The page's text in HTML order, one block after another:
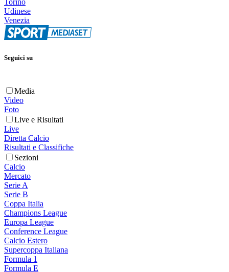
Torino
Udinese
Venezia
Seguici su
Media
Video
Foto
Live e Risultati
Live
Diretta Calcio
Risultati e Classifiche
Sezioni
Calcio
Mercato
Serie A
Serie B
Coppa Italia
Champions League
Europa League
Conference League
Calcio Estero
Supercoppa Italiana
Formula 1
Formula E